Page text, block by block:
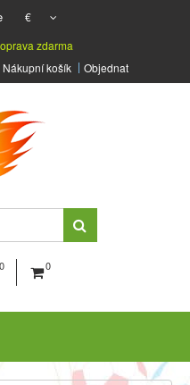
€
zdarma
Nákupní košík Objednat
0 0